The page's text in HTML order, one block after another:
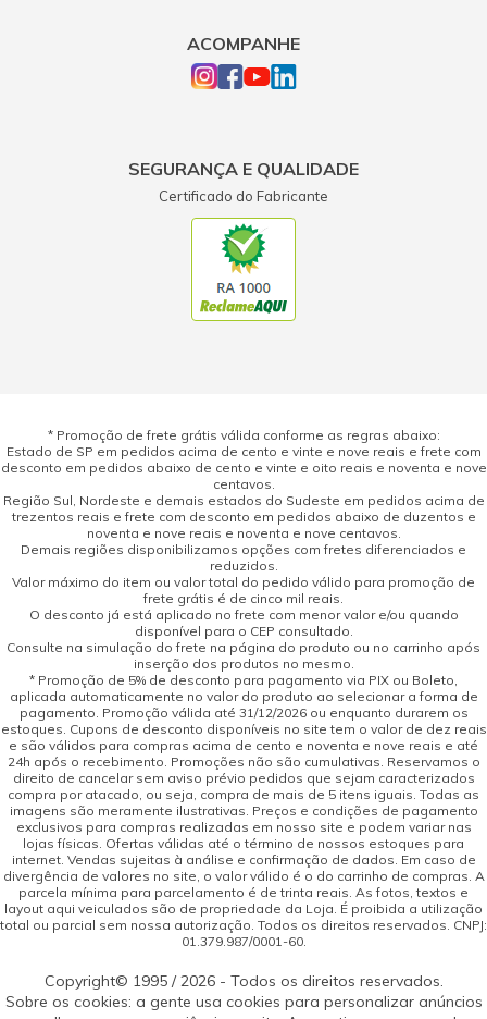
ACOMPANHE
SEGURANÇA E QUALIDADE
Certificado do Fabricante
* Promoção de frete grátis válida conforme as regras abaixo:
Estado de SP em pedidos acima de cento e vinte e nove reais e frete com
desconto em pedidos abaixo de cento e vinte e oito reais e noventa e nove
centavos.
Região Sul, Nordeste e demais estados do Sudeste em pedidos acima de
trezentos reais e frete com desconto em pedidos abaixo de duzentos e
noventa e nove reais e noventa e nove centavos.
Demais regiões disponibilizamos opções com fretes diferenciados e
reduzidos.
Valor máximo do item ou valor total do pedido válido para promoção de
frete grátis é de cinco mil reais.
O desconto já está aplicado no frete com menor valor e/ou quando
disponível para o CEP consultado.
Consulte na simulação do frete na página do produto ou no carrinho após
inserção dos produtos no mesmo.
* Promoção de 5% de desconto para pagamento via PIX ou Boleto,
aplicada automaticamente no valor do produto ao selecionar a forma de
pagamento. Promoção válida até 31/12/2026 ou enquanto durarem os
estoques. Cupons de desconto disponíveis no site tem o valor de dez reais
e são válidos para compras acima de cento e noventa e nove reais e até
24h após o recebimento. Promoções não são cumulativas. Reservamos o
direito de cancelar sem aviso prévio pedidos que sejam caracterizados
compra por atacado, ou seja, compra de mais de 5 itens iguais. Todas as
imagens são meramente ilustrativas. Preços e condições de pagamento
exclusivos para compras realizadas em nosso site e podem variar nas
lojas físicas. Ofertas válidas até o término de nossos estoques para
internet. Vendas sujeitas à análise e confirmação de dados. Em caso de
divergência de valores no site, o valor válido é o do carrinho de compras. A
parcela mínima para parcelamento é de trinta reais. As fotos, textos e
layout aqui veiculados são de propriedade da Loja. É proibida a utilização
total ou parcial sem nossa autorização. Todos os direitos reservados. CNPJ:
01.379.987/0001-60.
Copyright© 1995 / 2026 - Todos os direitos reservados.
Sobre os cookies: a gente usa cookies para personalizar anúncios